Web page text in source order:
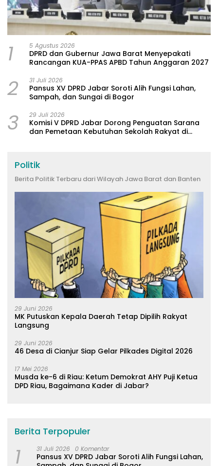
1 5 Agustus 2026
DPRD dan Gubernur Jawa Barat Menyepakati
Rancangan KUA-PPAS APBD Tahun Anggaran 2027
2 31 Juli 2026
Pansus XV DPRD Jabar Soroti Alih Fungsi Lahan,
Sampah, dan Sungai di Bogor
3 29 Juli 2026
Komisi V DPRD Jabar Dorong Penguatan Sarana
dan Pemetaan Kebutuhan Sekolah Rakyat di
Politik
Berita Politik Terbaru dari Wilayah Jawa Barat dan Banten
29 Juni 2026
MK Putuskan Kepala Daerah Tetap Dipilih Rakyat
Langsung
29 Juni 2026
46 Desa di Cianjur Siap Gelar Pilkades Digital 2026
17 Mei 2026
Musda ke-6 di Riau: Ketum Demokrat AHY Puji Ketua
DPD Riau, Bagaimana Kader di Jabar?
Berita Terpopuler
1 31 Juli 2026 0 Komentar
Pansus XV DPRD Jabar Soroti Alih Fungsi Lahan,